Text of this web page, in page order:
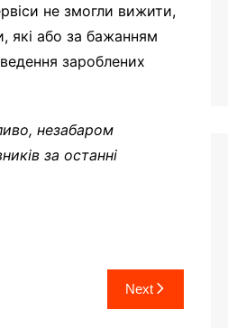
не змогли вижити,
які або за бажанням
зароблених
незабаром
за останні
Next